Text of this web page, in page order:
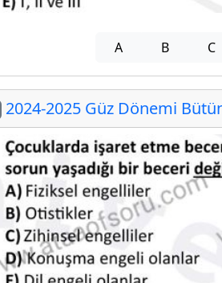
A B C
2024-2025 Güz Dönemi